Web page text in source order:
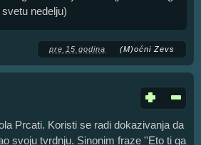
nedelju)
pre 15 godina (M)oćni Zevs
Prcati. Koristi se radi dokazivanja da
svoju tvrdnju. Sinonim fraze ''Eto ti ga